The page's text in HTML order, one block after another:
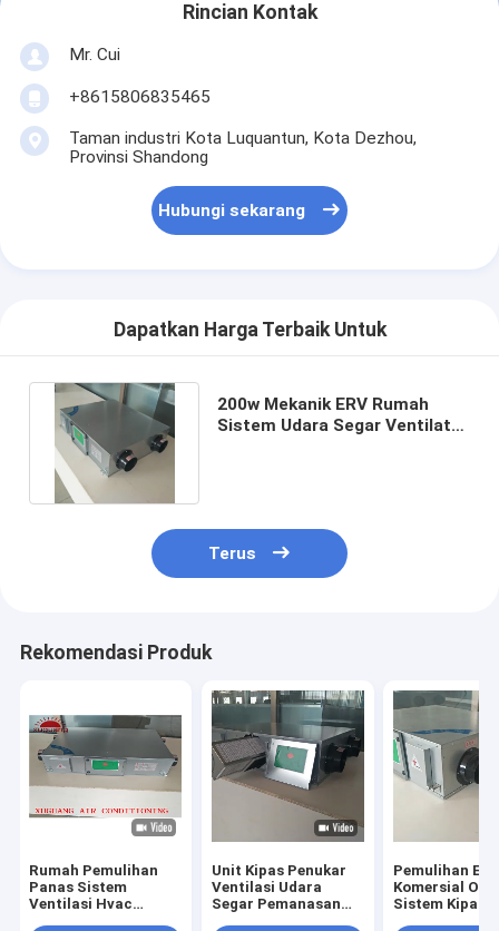
Rincian Kontak
Mr. Cui
+8615806835465
Taman industri Kota Luquantun, Kota Dezhou,
Provinsi Shandong
Hubungi sekarang
Dapatkan Harga Terbaik Untuk
200w Mekanik ERV Rumah
Sistem Udara Segar Ventilator
Terus
Rekomendasi Produk
Rumah Pemulihan
Panas Sistem
Ventilasi Hvac
Unit Kipas Penukar
Ventilasi Udara
Segar Pemanasan
Pemulihan
Komersial
Sistem Kipas